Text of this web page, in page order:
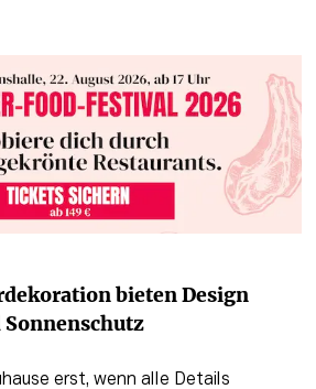
bieten Design
erst, wenn alle Details